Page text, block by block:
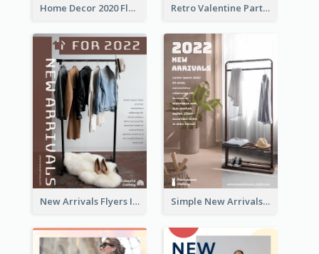
Home Decor 2020 Flyer Retro Valentine Party Pink Flyers Design Templates
New Arrivals Flyers In In Brown Colour Tone Simple New Arrivals Flyer For The Coming Year